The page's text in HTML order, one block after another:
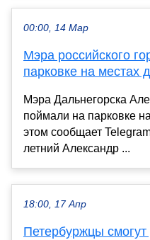
00:00, 14 Мар
Мэра российского
парковке на местах
Мэра Дальнегорска
поймали на парковке
этом сообщает
летний Александр ...
18:00, 17 Апр
Петербуржцы смогут